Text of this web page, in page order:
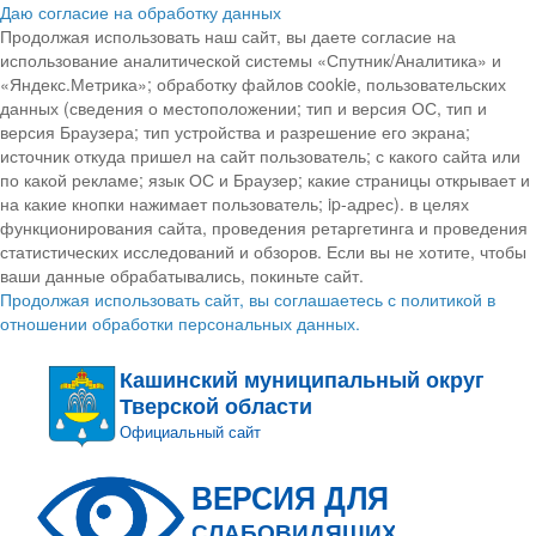
Даю согласие на обработку данных
Продолжая использовать наш сайт, вы даете согласие на
использование аналитической системы «Спутник/Аналитика» и
«Яндекс.Метрика»; обработку файлов cookie, пользовательских
данных (сведения о местоположении; тип и версия ОС, тип и
версия Браузера; тип устройства и разрешение его экрана;
источник откуда пришел на сайт пользователь; с какого сайта или
по какой рекламе; язык ОС и Браузер; какие страницы открывает и
на какие кнопки нажимает пользователь; ip-адрес). в целях
функционирования сайта, проведения ретаргетинга и проведения
статистических исследований и обзоров. Если вы не хотите, чтобы
ваши данные обрабатывались, покиньте сайт.
Продолжая использовать сайт, вы соглашаетесь с политикой в
отношении обработки персональных данных.